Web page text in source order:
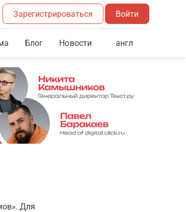
Зарегистрироваться Войти
Блог Новости англ
Для